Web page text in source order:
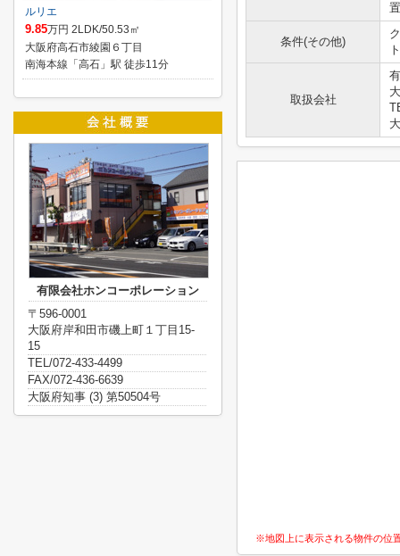
条件(その他)
取扱会社
※地図上に表示される物件の位
ルリエ
9.85万円 2LDK/50.53㎡
大阪府高石市綾園６丁目
南海本線「高石」駅 徒歩11分
有限会社ホンコーポレーション
〒596-0001
大阪府岸和田市磯上町１丁目15-
15
TEL/072-433-4499
FAX/072-436-6639
大阪府知事 (3) 第50504号